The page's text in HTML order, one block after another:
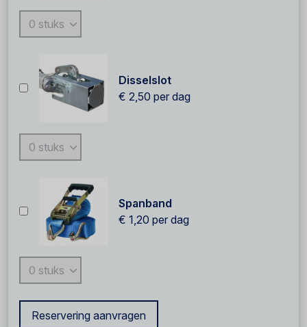
Disselslot
€ 2,50 per dag
Spanband
€ 1,20 per dag
Reservering aanvragen